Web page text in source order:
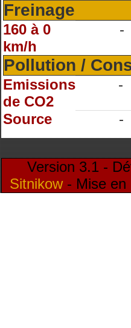
Freinage
160 à 0
km/h
-
Pollution /
Emissions
de CO2
-
Source -
Version 3.1 -
Sitnikow- Mise en